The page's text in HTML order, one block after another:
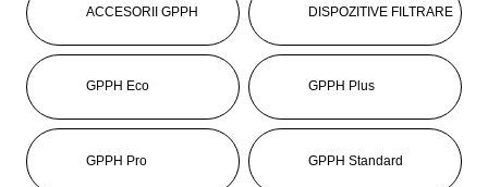
ACCESORII GPPH DISPOZITIVE FILTRARE
GPPH Eco GPPH Plus
GPPH Pro GPPH Standard